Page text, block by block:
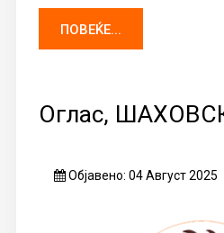
ПОВЕЌЕ...
Оглас,
Објавено: 04 Август 2025